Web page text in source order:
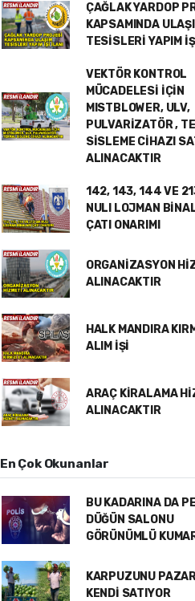
ÇAĞLAK YARDOP
KAPSAMINDA
TESİSLERİ YAPIM
VEKTÖR KONTROL
MÜCADELESİ İÇİN
MISTBLOWER, ULV,
PULVARİZATÖR ,
SİSLEME CİHAZI
ALINACAKTIR
142, 143, 144 VE
NULI LOJMAN
ÇATI ONARIMI
ORGANİZASYON
ALINACAKTIR
HALK MANDIRA
ALIM İŞİ
ARAÇ KİRALAMA
ALINACAKTIR
En Çok Okunanlar
BU KADARINA DA
DÜĞÜN SALONU
GÖRÜNÜMLÜ
KARPUZUNU
KENDİ SATIYOR